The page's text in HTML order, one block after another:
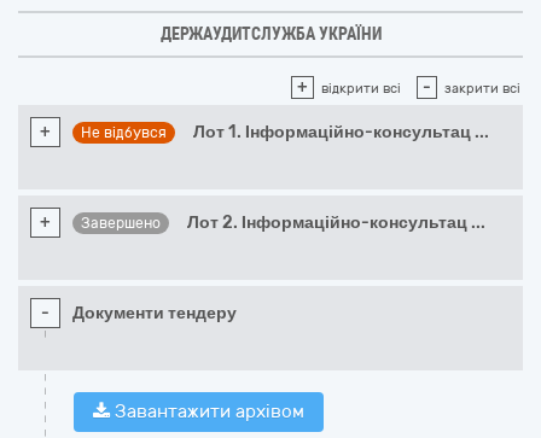
ДЕРЖАУДИТСЛУЖБА УКРАЇНИ
+ відкрити всі - закрити всі
+ Не відбувся Лот 1. Інформаційно-консультац ...
+ Завершено Лот 2. Інформаційно-консультац ...
- Документи тендеру
Завантажити архівом